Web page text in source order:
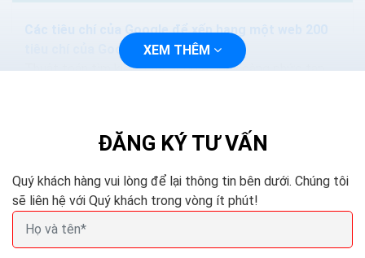
Các tiêu chí của Google để xếp hạng một web 200
tiêu chí của Google
Thuật toán tìm kiếm của Google ngày càng phức tạp
XEM THÊM
ĐĂNG KÝ TƯ VẤN
Quý khách hàng vui lòng để lại thông tin bên dưới. Chúng tôi
sẽ liên hệ với Quý khách trong vòng ít phút!